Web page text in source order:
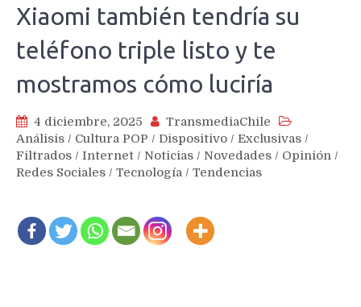
Xiaomi también tendría su
teléfono triple listo y te
mostramos cómo luciría
4 diciembre, 2025
TransmediaChile
Análisis / Cultura POP / Dispositivo / Exclusivas /
Filtrados / Internet / Noticias / Novedades / Opinión /
Redes Sociales / Tecnología / Tendencias